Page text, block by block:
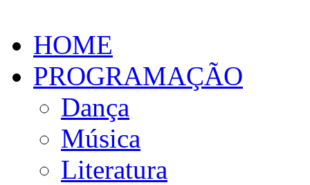
HOME
PROGRAMAÇÃO
Dança
Música
Literatura